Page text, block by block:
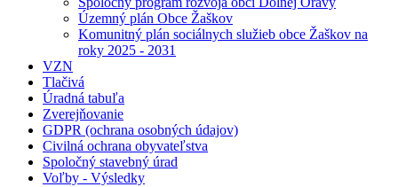
Územný plán Obce Žaškov
Komunitný plán sociálnych služieb obce Žaškov na
roky 2025 - 2031
VZN
Tlačivá
Úradná tabuľa
Zverejňovanie
GDPR (ochrana osobných údajov)
Civilná ochrana obyvateľstva
Spoločný stavebný úrad
Voľby - Výsledky